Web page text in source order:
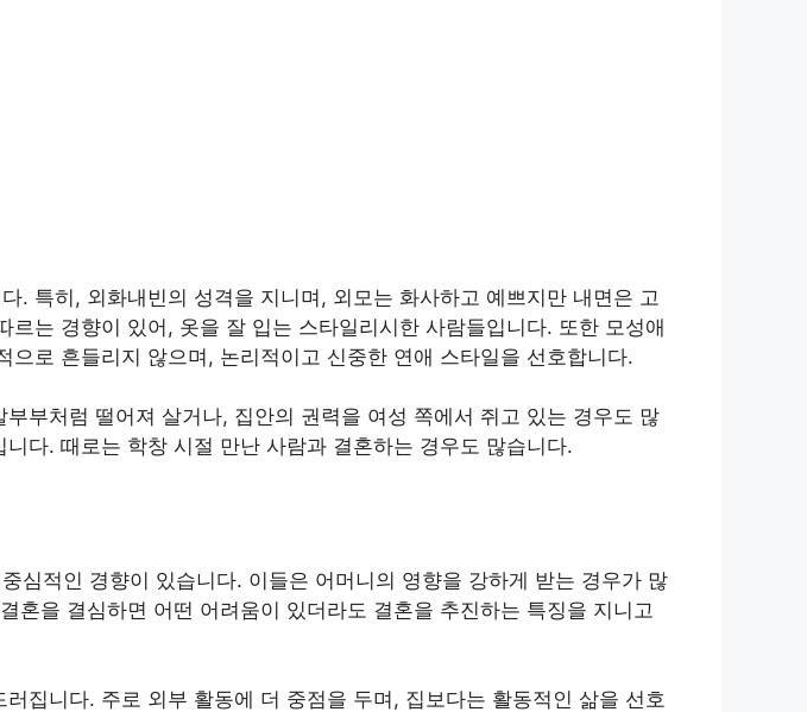
. 특히, 외화내빈의 성격을 지니며, 외모는 화사하고 예쁘지만 내면은 고
는 경향이 있어, 옷을 잘 입는 스타일리시한 사람들입니다. 또한 모성애
로 흔들리지 않으며, 논리적이고 신중한 연애 스타일을 선호합니다.
부처럼 떨어져 살거나, 집안의 권력을 여성 쪽에서 쥐고 있는 경우도 많
다. 때로는 학창 시절 만난 사람과 결혼하는 경우도 많습니다.
심적인 경향이 있습니다. 이들은 어머니의 영향을 강하게 받는 경우가 많
혼을 결심하면 어떤 어려움이 있더라도 결혼을 추진하는 특징을 지니고
집니다. 주로 외부 활동에 더 중점을 두며, 집보다는 활동적인 삶을 선호